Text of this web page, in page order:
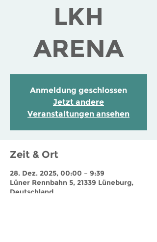
LKH
ARENA
Anmeldung geschlossen
Jetzt andere
Veranstaltungen ansehen
Zeit & Ort
28. Dez. 2025, 00:00 – 9:39
Lüner Rennbahn 5, 21339 Lüneburg,
Deutschland